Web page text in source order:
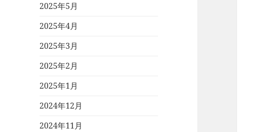
2025年5月
2025年4月
2025年3月
2025年2月
2025年1月
2024年12月
2024年11月